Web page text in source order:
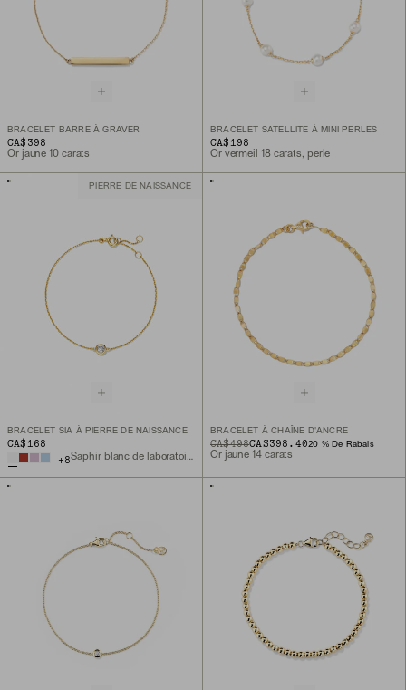
BRACELET BARRE À GRAVER
CA$398
Or jaune 10 carats
BRACELET SATELLITE À MINI PERLES
CA$198
Or vermeil 18 carats, perle
PIERRE DE NAISSANCE
BRACELET SIA À PIERRE DE NAISSANCE
CA$168
+8
BRACELET À CHAÎNE D'ANCRE
ORIGINAL PRICE
CA$498
SALE PRICECA$398.4020 % De Rabais
Or jaune 14 carats